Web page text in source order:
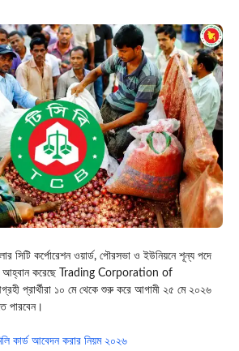
সিটি কর্পোরেশন ওয়ার্ড, পৌরসভা ও ইউনিয়নে শূন্য পদে
আহ্বান করেছে
Trading Corporation of
প্রার্থীরা ১০ মে থেকে শুরু করে আগামী ২৫ মে ২০২৬
পারবেন।
কার্ড আবেদন করার নিয়ম ২০২৬